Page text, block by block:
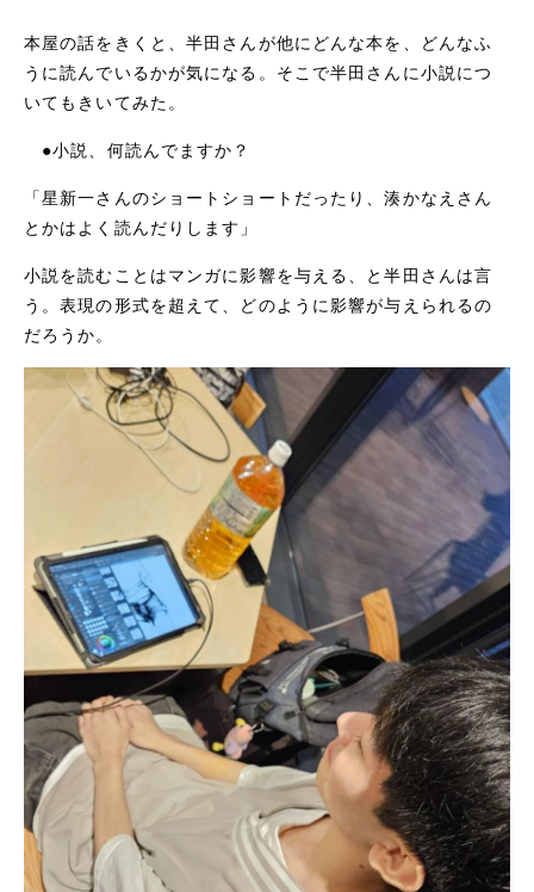
本屋の話をきくと、半田さんが他にどんな本を、どんなふ
うに読んでいるかが気になる。そこで半田さんに小説につ
いてもきいてみた。
●小説、何読んでますか？
「星新一さんのショートショートだったり、湊かなえさん
とかはよく読んだりします」
小説を読むことはマンガに影響を与える、と半田さんは言
う。表現の形式を超えて、どのように影響が与えられるの
だろうか。